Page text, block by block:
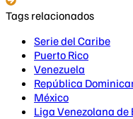
Tags relacionados
Serie del Caribe
Puerto Rico
Venezuela
República
México
Liga Venezolana de